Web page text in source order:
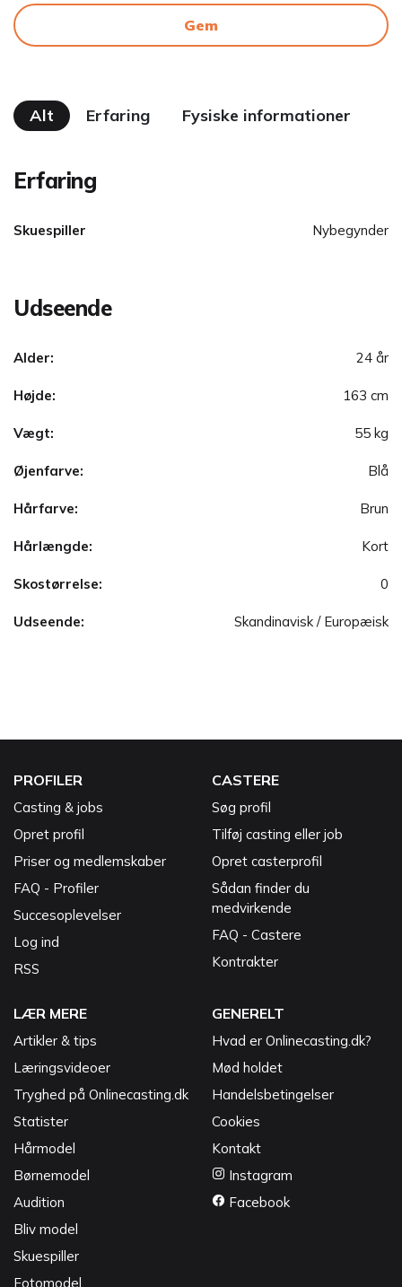
Gem
Alt Erfaring Fysiske informationer
Erfaring
Skuespiller Nybegynder
Udseende
Alder: 24 år
Højde: 163 cm
Vægt: 55 kg
Øjenfarve: Blå
Hårfarve: Brun
Hårlængde: Kort
Skostørrelse: 0
Udseende: Skandinavisk / Europæisk
PROFILER
Casting & jobs
Opret profil
Priser og medlemskaber
FAQ - Profiler
Succesoplevelser
Log ind
RSS
CASTERE
Søg profil
Tilføj casting eller job
Opret casterprofil
Sådan finder du
medvirkende
FAQ - Castere
Kontrakter
LÆR MERE
Artikler & tips
Læringsvideoer
Tryghed på Onlinecasting.dk
Statister
Hårmodel
Børnemodel
Audition
Bliv model
Skuespiller
Fotomodel
GENERELT
Hvad er Onlinecasting.dk?
Mød holdet
Handelsbetingelser
Cookies
Kontakt
Instagram
Facebook